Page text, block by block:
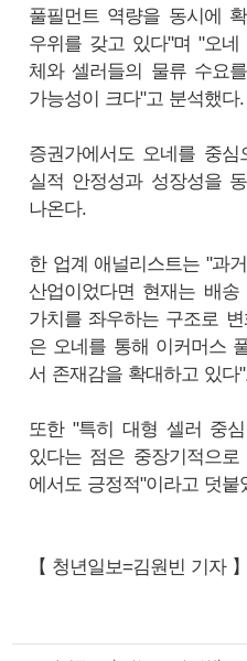
풀필먼트 역량을 동시에
우위를 갖고 있다"며 "오
체와 셀러들의 물류 수요
가능성이 크다"고 분석했다.
증권가에서도 오네를 중
실적 안정성과 성장성을
나온다.
한 업계 애널리스트는 "과
산업이었다면 현재는 배
가치를 좌우하는 구조로
은 오네를 통해 이커머스
서 존재감을 확대하고 있다
또한 "특히 대형 셀러 중
있다는 점은 중장기적으
에서도 긍정적"이라고 덧붙
【 청년일보=김원빈 기자 】